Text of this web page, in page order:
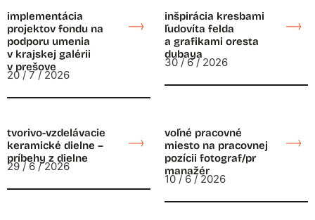
implementácia
projektov fondu na
podporu umenia
v krajskej galérii
v prešove
20 / 7 / 2026
inšpirácia kresbami
ľudovíta felda
a grafikami oresta
dubaya
30 / 6 / 2026
tvorivo-vzdelávacie
keramické dielne –
príbehy z dielne
29 / 6 / 2026
voľné pracovné
miesto na pracovnej
pozícii fotograf/pr
manažér
10 / 6 / 2026